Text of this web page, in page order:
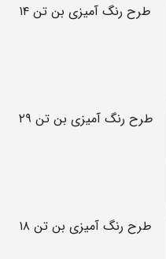
طرح رنگ آمیزی بن تن ۱۴
طرح رنگ آمیزی بن تن ۲۹
طرح رنگ آمیزی بن تن ۱۸